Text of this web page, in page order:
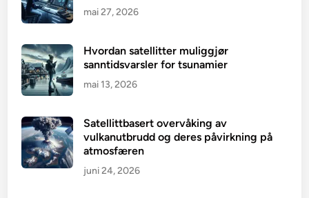
mai 27, 2026
Hvordan satellitter muliggjør
sanntidsvarsler for tsunamier
mai 13, 2026
Satellittbasert overvåking av
vulkanutbrudd og deres påvirkning på
atmosfæren
juni 24, 2026